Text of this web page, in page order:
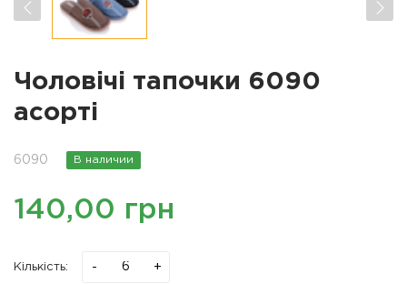
Чоловічі тапочки 6090
асорті
6090 В наличии
140,00 грн
Кількість: - +